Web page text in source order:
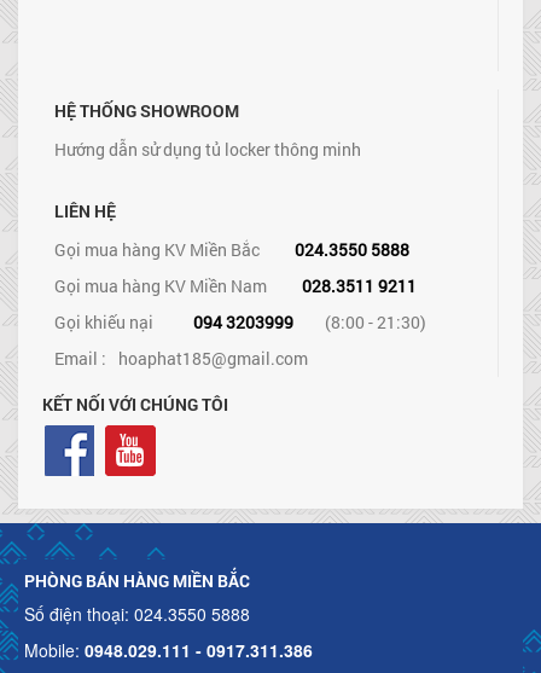
HỆ THỐNG SHOWROOM
Hướng dẫn sử dụng tủ locker thông minh
LIÊN HỆ
Gọi mua hàng KV Miền Bắc
024.3550 5888
Gọi mua hàng KV Miền Nam
028.3511 9211
Gọi khiếu nại
094 3203999
(8:00 - 21:30)
Email : hoaphat185@gmail.com
KẾT NỐI VỚI CHÚNG TÔI
PHÒNG BÁN HÀNG MIỀN BẮC
Số điện thoại: 024.3550 5888
Mobile: 0948.029.111 - 0917.311.386